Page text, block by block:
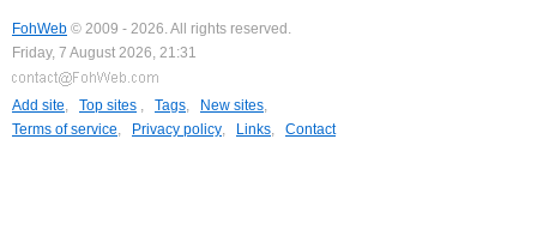
FohWeb © 2009 - 2026. All rights reserved.
Friday, 7 August 2026, 21:31
Add site, Top sites , Tags, New sites,
Terms of service, Privacy policy, Links, Contact